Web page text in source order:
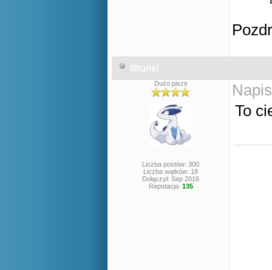
Ithuriel
Dużo pisze
Liczba postów: 300
Liczba wątków: 18
Dołączył: Sep 2016
Reputacja: 135
To